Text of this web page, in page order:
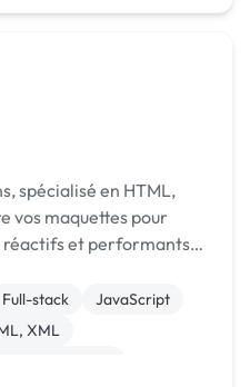
spécialisé en HTML,
vos maquettes pour
réactifs et performants.
vos idées ...
Full-stack
JavaScript
XML